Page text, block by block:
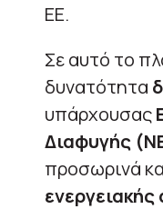
ΕΕ.
Σε αυτό το
δυνατότητα
υπάρχουσας
Διαφυγής
προσωρινά